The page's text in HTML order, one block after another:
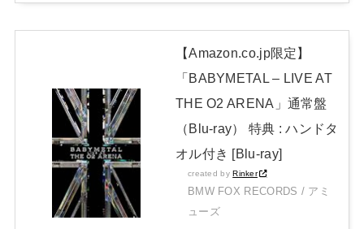
【Amazon.co.jp限定】
「BABYMETAL – LIVE AT
THE O2 ARENA」通常盤
（Blu-ray） 特典 : ハンドタ
オル付き [Blu-ray]
created byRinker
BMW FOX RECORDS / アミ
ューズ